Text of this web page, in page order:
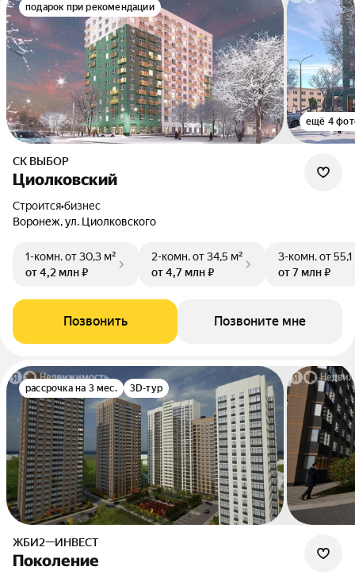
подарок при рекомендации
ещё 4
СК ВЫБОР
Циолковский
Строится•бизнес
Воронеж, ул. Циолковского
1-комн.от 30,3 м²
от 4,2 млн ₽
2-комн.от 34,5 м²
от 4,7 млн ₽
3-комн.от
от 7 млн ₽
Позвонить Позвоните мне
рассрочка на 3 мес. 3D-тур
ЖБИ2—ИНВЕСТ
Поколение